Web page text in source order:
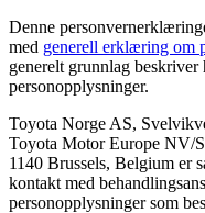
Denne
med generell erklæring om
generelt grunnlag
personopplysninger.
Toyota Norge AS,
Toyota Motor Europe NV/
1140 Brussels, Belgium er
kontakt med
personopplysninger som